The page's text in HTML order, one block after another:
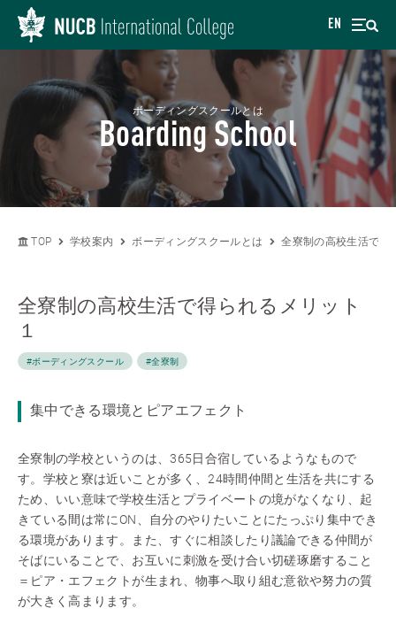
EN
ボーディングスクールとは
Boarding School
TOP 学校案内 ボーディングスクールとは 全寮制の高校生活で得
全寮制の高校生活で得られるメリット
１
#ボーディングスクール #全寮制
集中できる環境とピアエフェクト
全寮制の学校というのは、365日合宿しているようなもので
す。学校と寮は近いことが多く、24時間仲間と生活を共にする
ため、いい意味で学校生活とプライベートの境がなくなり、起
きている間は常にON、自分のやりたいことにたっぷり集中でき
る環境があります。また、すぐに相談したり議論できる仲間が
そばにいることで、お互いに刺激を受け合い切磋琢磨すること
＝ピア・エフェクトが生まれ、物事へ取り組む意欲や努力の質
が大きく高まります。